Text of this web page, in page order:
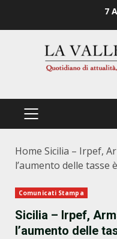
7
PRIMÄRES
Home Sicilia – Irpef,
l’aumento delle tasse
Comunicati Stampa
Sicilia – Irpef,
l’aumento delle